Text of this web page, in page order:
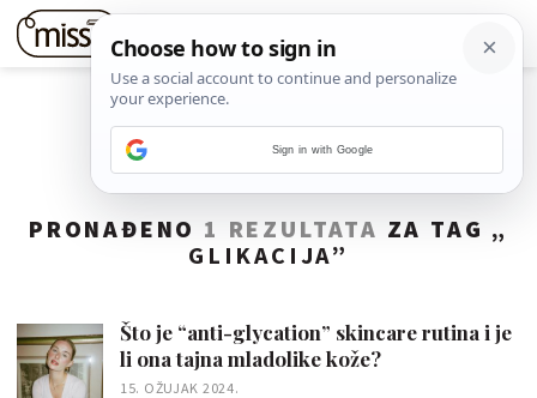
PRONAĐENO 1 REZULTATA ZA TAG „
GLIKACIJA”
Što je “anti-glycation” skincare rutina i je
li ona tajna mladolike kože?
15. OŽUJAK 2024.
Sign in with Google